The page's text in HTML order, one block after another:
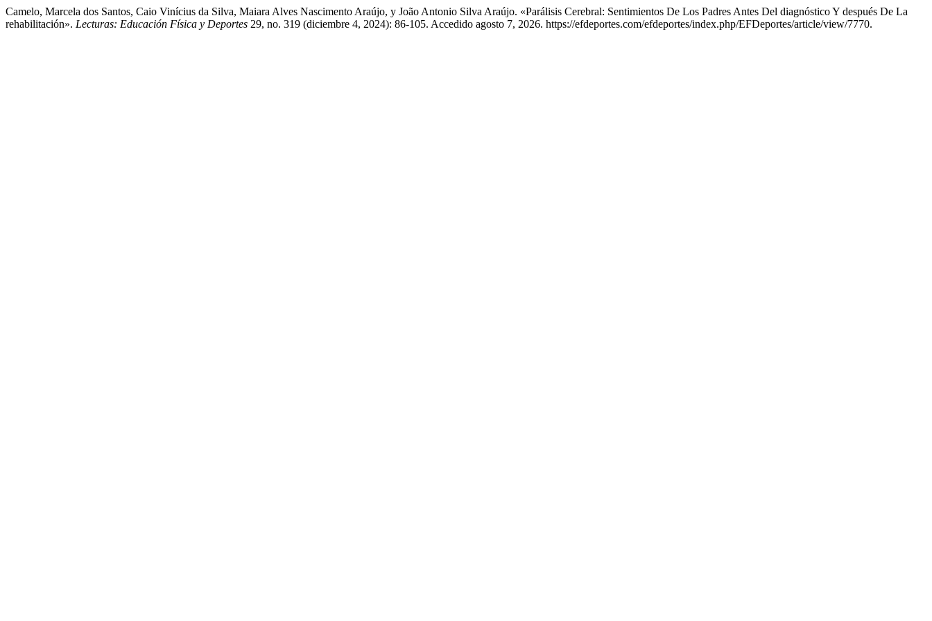
Camelo, Marcela dos Santos, Caio Vinícius da Silva, Maiara Alves Nascimento Araújo, y João Antonio Silva Araújo. «Parálisis Cerebral: Sentimientos De Los Padres Antes Del diagnóstico Y después De La
rehabilitación». Lecturas: Educación Física y Deportes 29, no. 319 (diciembre 4, 2024): 86-105. Accedido agosto 7, 2026. https://efdeportes.com/efdeportes/index.php/EFDeportes/article/view/7770.